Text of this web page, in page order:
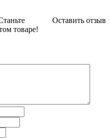
Оставить отзыв
товаре!